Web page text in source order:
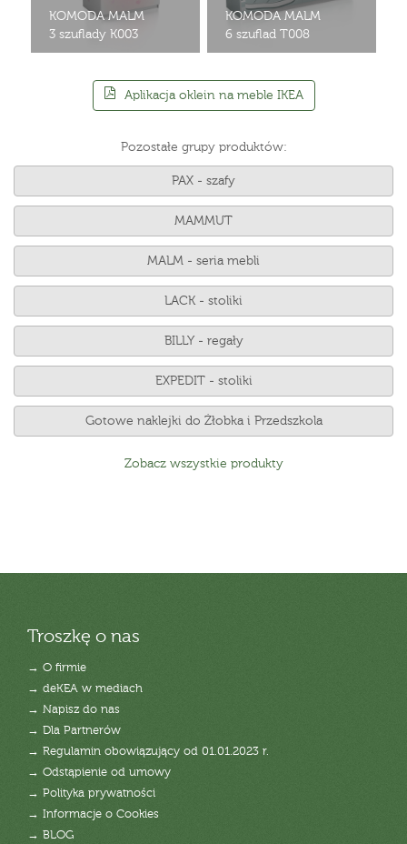
KOMODA MALM
3 szuflady K003
KOMODA MALM
6 szuflad T008
Aplikacja oklein na meble IKEA
Pozostałe grupy produktów:
PAX - szafy
MAMMUT
MALM - seria mebli
LACK - stoliki
BILLY - regały
EXPEDIT - stoliki
Gotowe naklejki do Żłobka i Przedszkola
Zobacz wszystkie produkty
Troszkę o nas
→ O firmie
→ deKEA w mediach
→ Napisz do nas
→ Dla Partnerów
→ Regulamin obowiązujący od 01.01.2023 r.
→ Odstąpienie od umowy
→ Polityka prywatności
→ Informacje o Cookies
→ BLOG